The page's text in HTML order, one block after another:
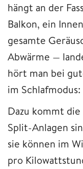
hängt an der
Balkon, ein
gesamte
Abwärme —
hört man bei
im
Dazu kommt
Split-Anlagen
sie können im
pro